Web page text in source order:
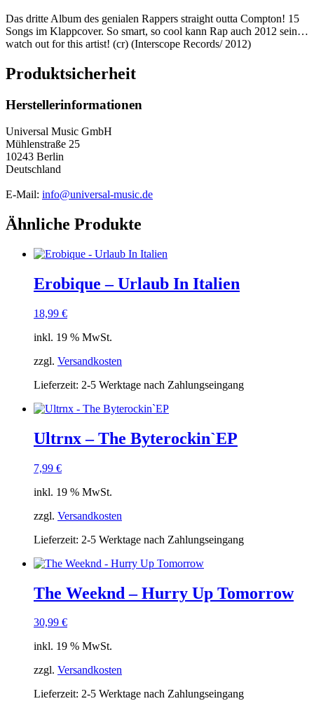
Das dritte Album des genialen Rappers straight outta Compton! 15
Songs im Klappcover. So smart, so cool kann Rap auch 2012 sein…
watch out for this artist! (cr) (Interscope Records/ 2012)
Produktsicherheit
Herstellerinformationen
Universal Music GmbH
Mühlenstraße 25
10243 Berlin
Deutschland
E-Mail: info@universal-music.de
Ähnliche Produkte
Erobique – Urlaub In Italien
18,99 €
inkl. 19 % MwSt.
zzgl. Versandkosten
Lieferzeit: 2-5 Werktage nach Zahlungseingang
Ultrnx – The Byterockin`EP
7,99 €
inkl. 19 % MwSt.
zzgl. Versandkosten
Lieferzeit: 2-5 Werktage nach Zahlungseingang
The Weeknd – Hurry Up Tomorrow
30,99 €
inkl. 19 % MwSt.
zzgl. Versandkosten
Lieferzeit: 2-5 Werktage nach Zahlungseingang